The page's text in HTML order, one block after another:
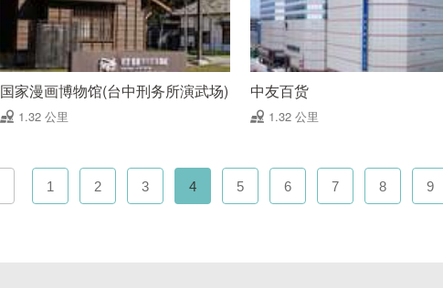
国家漫画博物馆(台中刑务所演武场)
1.32 公里
中友百货
1.32 公里
1 2 3 4 5 6 7 8 9